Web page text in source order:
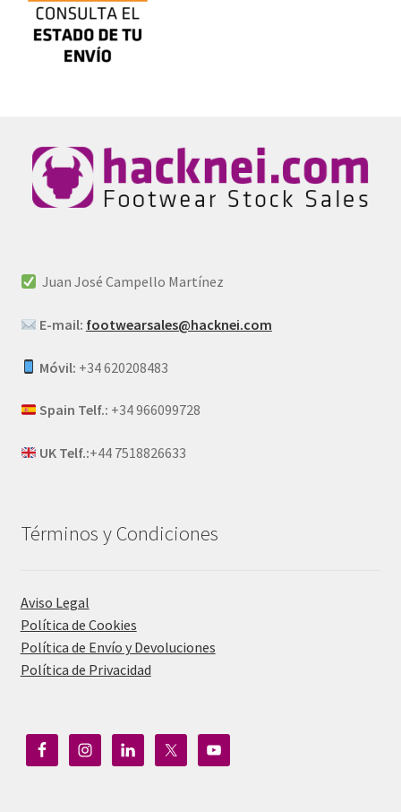
Juan José Campello Martínez
E-mail: footwearsales@hacknei.com
Móvil: +34 620208483
Spain Telf.: +34 966099728
UK Telf.:+44 7518826633
Términos y Condiciones
Aviso Legal
Política de Cookies
Política de Envío y Devoluciones
Política de Privacidad